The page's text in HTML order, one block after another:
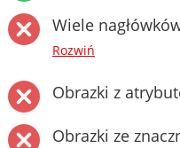
Wiele
Rozwiń
Obrazki z
Obrazki ze